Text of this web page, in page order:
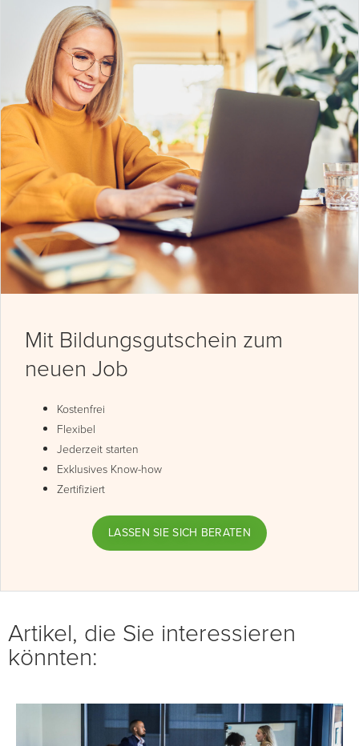
Mit Bildungsgutschein zum
neuen Job
Kostenfrei
Flexibel
Jederzeit starten
Exklusives Know-how
Zertifiziert
LASSEN SIE SICH BERATEN
Artikel, die Sie interessieren
könnten: